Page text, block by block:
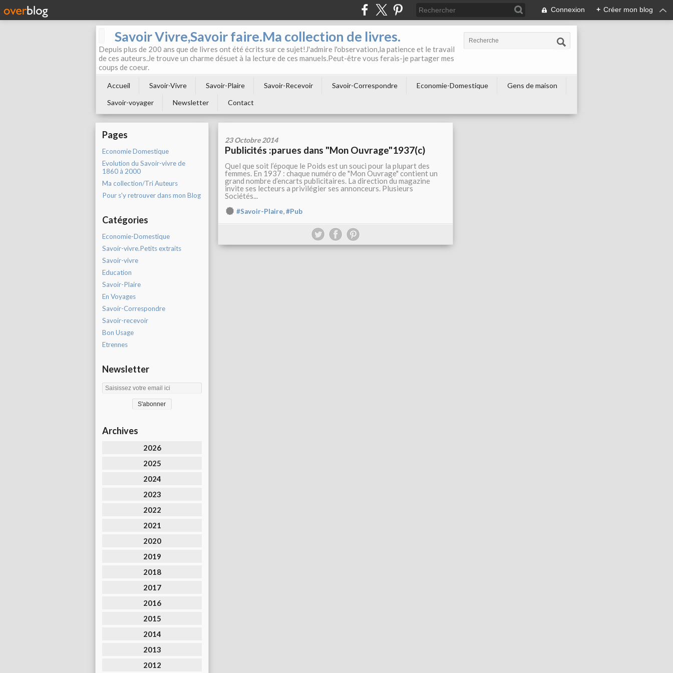
Connexion + Créer mon blog
Savoir Vivre,Savoir faire.Ma collection de livres.
Depuis plus de 200 ans que de livres ont été écrits sur ce sujet!J'admire l'observation,la patience et le travail
de ces auteurs.Je trouve un charme désuet à la lecture de ces manuels.Peut-être vous ferais-je partager mes
coups de coeur.
Accueil Savoir-Vivre Savoir-Plaire Savoir-Recevoir Savoir-Correspondre Economie-Domestique
Gens de maison
Savoir-voyager
Newsletter Contact
Pages
Economie Domestique
Evolution du Savoir-vivre de
1860 à 2000
Ma collection/Tri Auteurs
Pour s'y retrouver dans mon Blog
Catégories
Economie-Domestique
Savoir-vivre.Petits extraits
Savoir-vivre
Education
Savoir-Plaire
En Voyages
Savoir-Correspondre
Savoir-recevoir
Bon Usage
Etrennes
Newsletter
Archives
2026
2025
2024
2023
2022
2021
2020
2019
2018
2017
2016
2015
2014
2013
2012
23 Octobre 2014
Publicités :parues dans "Mon Ouvrage"1937(c)
Quel que soit l’époque le Poids est un souci pour la plupart des
femmes. En 1937 : chaque numéro de "Mon Ouvrage" contient un
grand nombre d’encarts publicitaires. La direction du magazine
invite ses lecteurs a privilégier ses annonceurs. Plusieurs
Sociétés...
#Savoir-Plaire,#Pub